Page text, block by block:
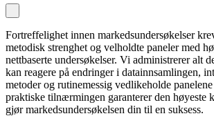
Fortreffelighet innen markedsundersøkelser
metodisk strenghet og velholdte paneler med
nettbaserte undersøkelser. Vi administrerer alt
kan reagere på endringer i datainnsamlingen,
metoder og rutinemessig vedlikeholde
praktiske tilnærmingen garanterer den høyeste
gjør markedsundersøkelsen din til en suksess.